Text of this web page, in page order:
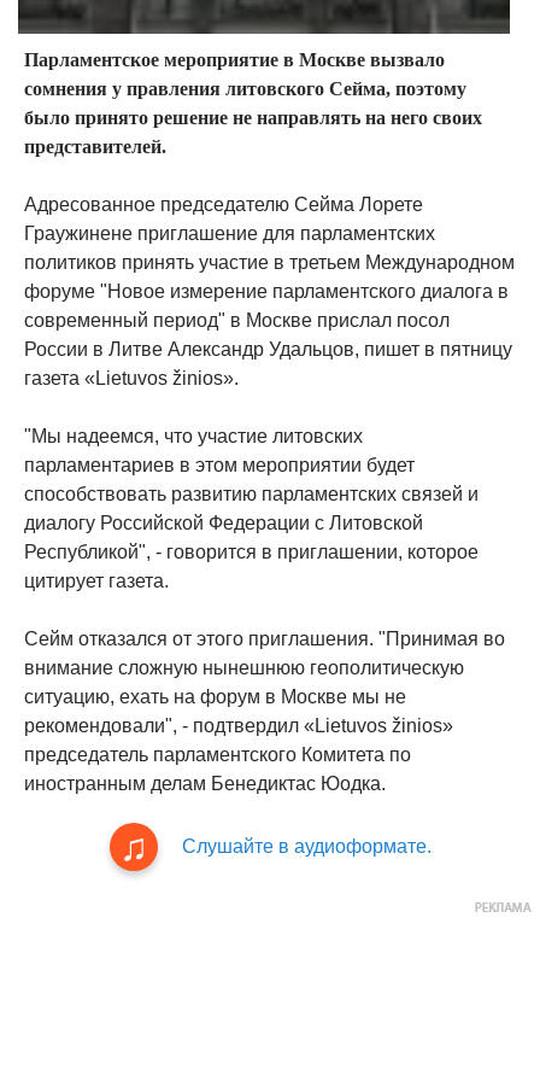
Парламентское мероприятие в Москве вызвало
сомнения у правления литовского Сейма, поэтому
было принято решение не направлять на него своих
представителей.
Адресованное председателю Сейма Лорете
Граужинене приглашение для парламентских
политиков принять участие в третьем Международном
форуме "Новое измерение парламентского диалога в
современный период" в Москве прислал посол
России в Литве Александр Удальцов, пишет в пятницу
газета «Lietuvos žinios».
"Мы надеемся, что участие литовских
парламентариев в этом мероприятии будет
способствовать развитию парламентских связей и
диалогу Российской Федерации с Литовской
Республикой", - говорится в приглашении, которое
цитирует газета.
Сейм отказался от этого приглашения. "Принимая во
внимание сложную нынешнюю геополитическую
ситуацию, ехать на форум в Москве мы не
рекомендовали", - подтвердил «Lietuvos žinios»
председатель парламентского Комитета по
иностранным делам Бенедиктас Юодка.
Слушайте в аудиоформате.